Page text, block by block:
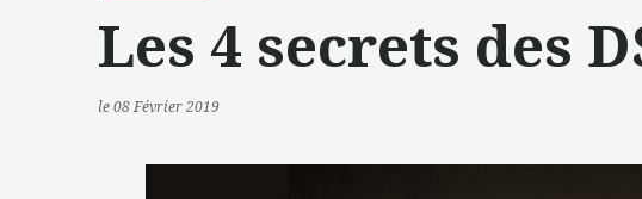
Les 4 secrets des
le 08 Février 2019